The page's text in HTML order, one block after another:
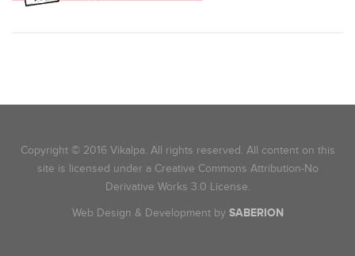
Copyright © 2016 Vikalpa. All rights reserved. All content on this
site is licensed under a Creative Commons Attribution-No
Derivative Works 3.0 License.
Web Design & Development by SABERION